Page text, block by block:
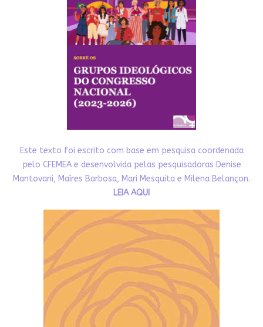
Este texto foi escrito com base em pesquisa coordenada
pelo CFEMEA e desenvolvida pelas pesquisadoras Denise
Mantovani, Maíres Barbosa, Mari Mesquita e Milena Belançon.
LEIA AQUI